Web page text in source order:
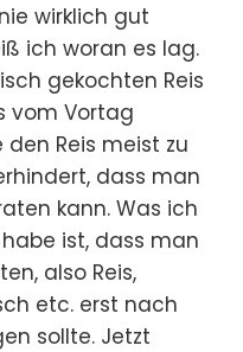
wirklich gut
ich woran es lag.
gekochten Reis
vom Vortag
Reis meist zu
dass man
kann. Was ich
ist, dass man
also Reis,
etc. erst nach
sollte. Jetzt